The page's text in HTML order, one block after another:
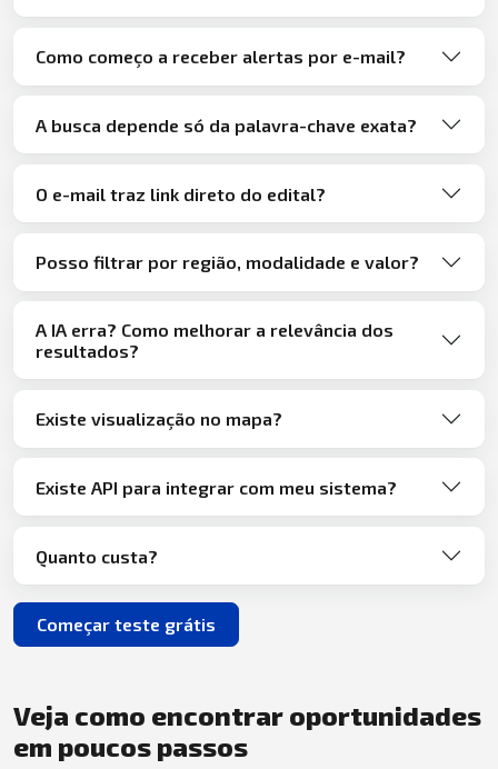
Como começo a receber alertas por e-mail?
A busca depende só da palavra-chave exata?
O e-mail traz link direto do edital?
Posso filtrar por região, modalidade e valor?
A IA erra? Como melhorar a relevância dos
resultados?
Existe visualização no mapa?
Existe API para integrar com meu sistema?
Quanto custa?
Começar teste grátis
Veja como encontrar oportunidades
em poucos passos